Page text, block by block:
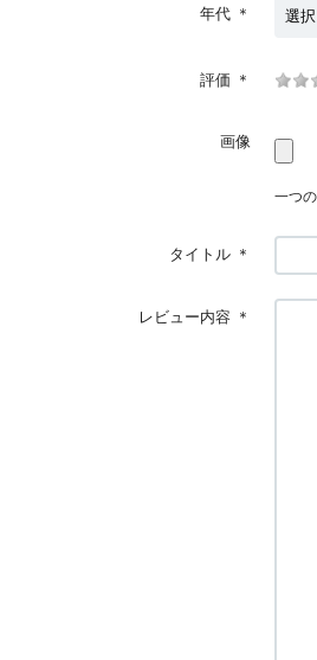
年代 ＊
評価 ＊
画像
一つ
タイトル ＊
レビュー内容 ＊